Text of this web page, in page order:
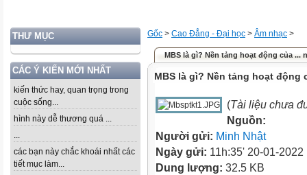
THƯ MỤC
CÁC Ý KIẾN MỚI NHẤT
kiến thức hay, quan trọng trong
cuộc sống...
hình này dễ thương quá ...
...
các bạn này chắc khoái nhất các
tiết mục làm...
Gốc > Cao Đẳng - Đại học > Âm nhạc >
MBS là gì? Nền tảng hoạt động của ...
MBS là gì? Nền tảng hoạt động
(Tài liệu chưa
Nguồn:
Người gửi: Minh Nhật
Ngày gửi: 11h:35' 20-01-2022
Dung lượng: 32.5 KB